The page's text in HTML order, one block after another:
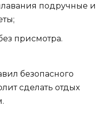
подручные и
присмотра.
безопасного
сделать отдых